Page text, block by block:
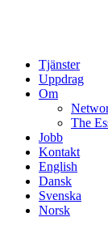
Tjänster
Uppdrag
Om
The
Jobb
Kontakt
English
Dansk
Svenska
Norsk